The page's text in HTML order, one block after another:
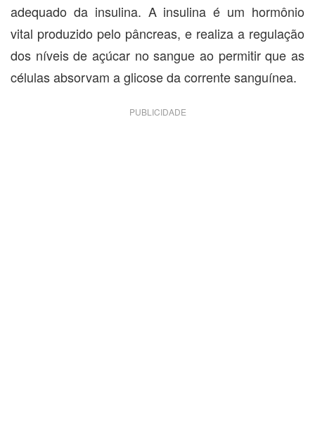
adequado da insulina. A insulina é um hormônio
vital produzido pelo pâncreas, e realiza a regulação
dos níveis de açúcar no sangue ao permitir que as
células absorvam a glicose da corrente sanguínea.
PUBLICIDADE